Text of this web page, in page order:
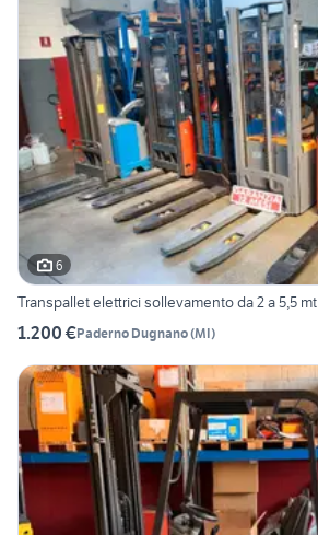
6
Transpallet elettrici sollevamento da 2 a 5,5 mt
1.200 €Paderno Dugnano(MI)